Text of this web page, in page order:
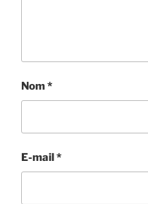
Nom*
E-mail *